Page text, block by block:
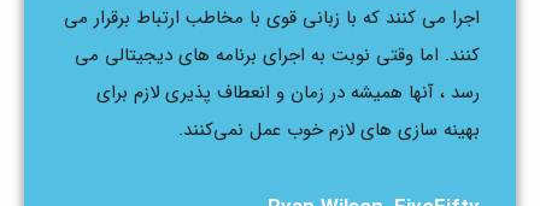
اجرا می کنند که با زبانی قوی با مخاطب ارتباط برقرار می
کنند. اما وقتی نوبت به اجرای برنامه های دیجیتالی می
رسد ، آنها همیشه در زمان و انعطاف پذیری لازم برای
بهینه سازی های لازم خوب عمل نمی‌کنند.